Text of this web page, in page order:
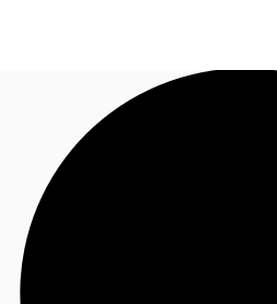
Tendencias y Perspectivas
Favoritos
+52 55 4505 5901